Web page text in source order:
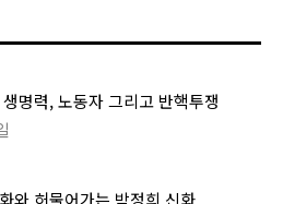
명력, 노동자 그리고 반핵투쟁
와 허물어가는 박정희 신화